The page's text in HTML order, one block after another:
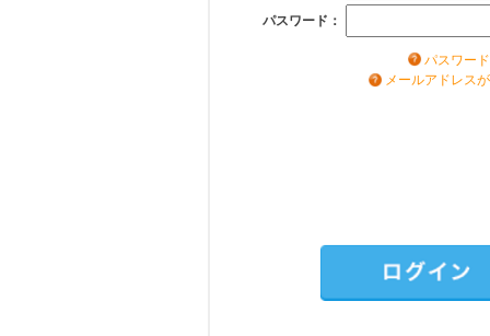
パスワード：
パスワー
メールアドレス